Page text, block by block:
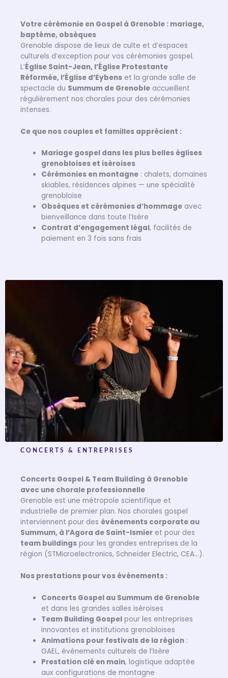
Votre cérémonie en Gospel à Grenoble : mariage,
baptême, obsèques
Grenoble dispose de lieux de culte et d’espaces
culturels d’exception pour vos cérémonies gospel.
L’Église Saint-Jean, l’Église Protestante
Réformée, l’Église d’Eybens et la grande salle de
spectacle du Summum de Grenoble accueillent
régulièrement nos chorales pour des cérémonies
intenses.
Ce que nos couples et familles apprécient :
Mariage gospel dans les plus belles églises
grenobloises et isèroises
Cérémonies en montagne : chalets, domaines
skiables, résidences alpines — une spécialité
grenobloise
Obsèques et cérémonies d’hommage avec
bienveillance dans toute l’Isère
Contrat d’engagement légal, facilités de
paiement en 3 fois sans frais
CONCERTS & ENTREPRISES
Concerts Gospel & Team Building à Grenoble
avec une chorale professionnelle
Grenoble est une métropole scientifique et
industrielle de premier plan. Nos chorales gospel
interviennent pour des événements corporate au
Summum, à l’Agora de Saint-Ismier et pour des
team buildings pour les grandes entreprises de la
région (STMicroelectronics, Schneider Electric, CEA…).
Nos prestations pour vos événements :
Concerts Gospel au Summum de Grenoble
et dans les grandes salles isèroises
Team Building Gospel pour les entreprises
innovantes et institutions grenobloises
Animations pour festivals de la région :
GAEL, événements culturels de l’Isère
Prestation clé en main, logistique adaptée
aux configurations de montagne